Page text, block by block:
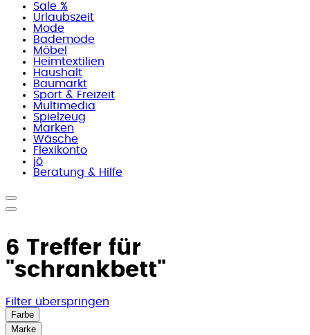
Sale %
Urlaubszeit
Mode
Bademode
Möbel
Heimtextilien
Haushalt
Baumarkt
Sport & Freizeit
Multimedia
Spielzeug
Marken
Wäsche
Flexikonto
jö
Beratung & Hilfe
6 Treffer für
"schrankbett"
Filter überspringen
Farbe
Marke